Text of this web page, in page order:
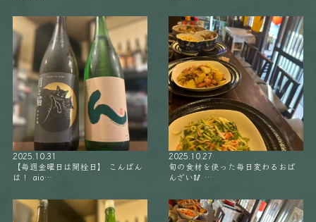
2025.10.31
【毎週金曜日は開栓日】 こんばん
は！ aio…
2025.10.27
旬の食材を使った毎日変わるおば
んざい🥢 …